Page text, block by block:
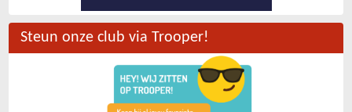
Steun onze club via Trooper!